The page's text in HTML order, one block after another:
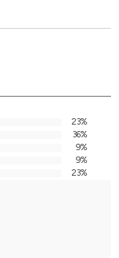
23%
36%
9%
9%
23%